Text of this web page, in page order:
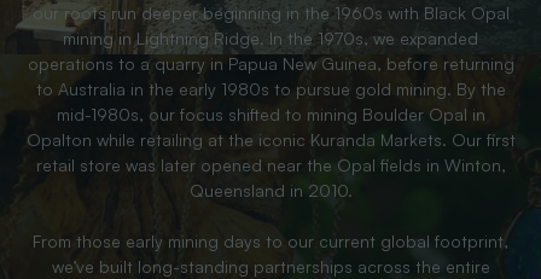
our roots run deeper beginning in the 1960s with Black Opal
mining in Lightning Ridge. In the 1970s, we expanded
operations to a quarry in Papua New Guinea, before returning
to Australia in the early 1980s to pursue gold mining. By the
mid-1980s, our focus shifted to mining Boulder Opal in
Opalton while retailing at the iconic Kuranda Markets. Our first
retail store was later opened near the Opal fields in Winton,
Queensland in 2010.
From those early mining days to our current global footprint,
we’ve built long-standing partnerships across the entire